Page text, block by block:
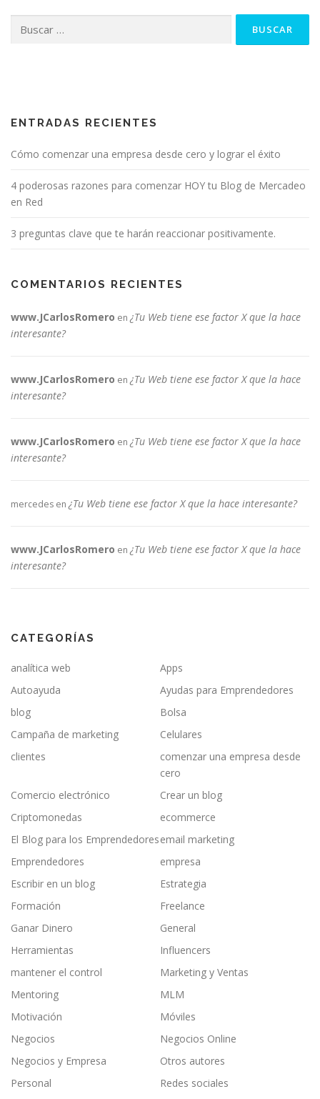
ENTRADAS RECIENTES
Cómo comenzar una empresa desde cero y lograr el éxito
4 poderosas razones para comenzar HOY tu Blog de Mercadeo
en Red
3 preguntas clave que te harán reaccionar positivamente.
COMENTARIOS RECIENTES
www.JCarlosRomero en ¿Tu Web tiene ese factor X que la hace
interesante?
www.JCarlosRomero en ¿Tu Web tiene ese factor X que la hace
interesante?
www.JCarlosRomero en ¿Tu Web tiene ese factor X que la hace
interesante?
mercedes en ¿Tu Web tiene ese factor X que la hace interesante?
www.JCarlosRomero en ¿Tu Web tiene ese factor X que la hace
interesante?
CATEGORÍAS
analítica web
Apps
Autoayuda
Ayudas para Emprendedores
blog
Bolsa
Campaña de marketing
Celulares
clientes
comenzar una empresa desde
cero
Comercio electrónico
Crear un blog
Criptomonedas
ecommerce
El Blog para los Emprendedoresemail marketing
Emprendedores
empresa
Escribir en un blog
Estrategia
Formación
Freelance
Ganar Dinero
General
Herramientas
Influencers
mantener el control
Marketing y Ventas
Mentoring
MLM
Motivación
Móviles
Negocios
Negocios Online
Negocios y Empresa
Otros autores
Personal
Redes sociales